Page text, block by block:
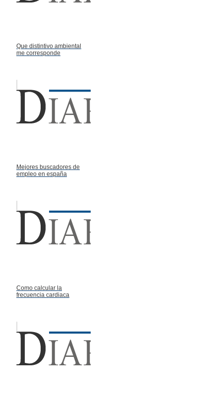
Que distintivo ambiental
me corresponde
Mejores buscadores de
empleo en españa
Como calcular la
frecuencia cardiaca